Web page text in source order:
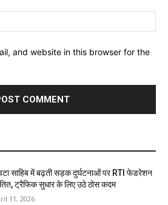
and website in this browser for the
साहिब में बढ़ती सड़क दुर्घटनाओं पर RTI फेडरेशन
ट्रैफिक सुधार के लिए उठे ठोस कदम
11, 2026